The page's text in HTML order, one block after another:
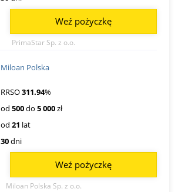
PrimaStar Sp. z o.o.
Weź pożyczkę
Miloan Polska
RRSO311.94%
od 500do 5 000zł
od 21 lat
30dni
Miloan Polska Sp. z o.o.
Weź pożyczkę